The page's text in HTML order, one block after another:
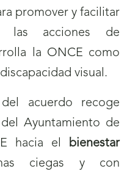
promover y facilitar
las acciones de
la ONCE como
visual.
acuerdo recoge
Ayuntamiento de
hacia el bienestar
ciegas y con